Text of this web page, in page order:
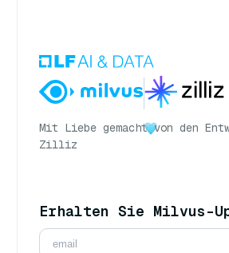
Mit Liebe gemacht von den
Zilliz
Erhalten Sie Milvus-